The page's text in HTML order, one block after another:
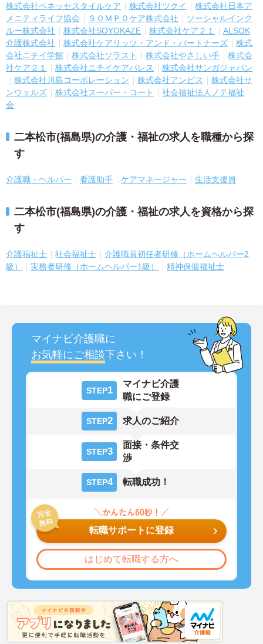
株式会社ベネッセスタイルケア 株式会社ツクイ
株式会社日本ア
メニティライフ協会
ＳＯＭＰＯケア株式会社
ソーシャルインク
ルー株式会社
株式会社SOYOKAZE 株式会社ケア２１
ALSOK
介護株式会社
株式会社ケアリッツ・アンド・パートナーズ
株式
会社ニチイ学館
株式会社ソラスト 株式会社やさしい手
株式会
社ケア２１
株式会社ニチイケアパレス
株式会社サンガジャパン
株式会社川島コーポレーション
株式会社アンビス
株式会社サ
ンウェルズ
株式会社スーパー・コート
社会福祉法人ノテ福祉
会
二本松市(福島県)の介護・福祉の求人を職種から探
す
介護職・ヘルパー 看護助手 ケアマネージャー 生活支援員
二本松市(福島県)の介護・福祉の求人を資格から探
す
介護福祉士 社会福祉士
介護職員初任者研修（ホームヘルパー2
級）
実務者研修（ホームヘルパー1級） 精神保健福祉士
マイナビ介護職に
お気軽にご相談下さい！
STEP1
マイナビ介護
職にご登録
STEP2 求人のご紹介
STEP3
面接・条件交
渉
STEP4 転職成功！
転職サポートに登録
はじめて転職する方へ